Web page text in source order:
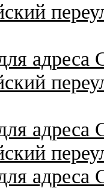
адреса
адреса
адреса